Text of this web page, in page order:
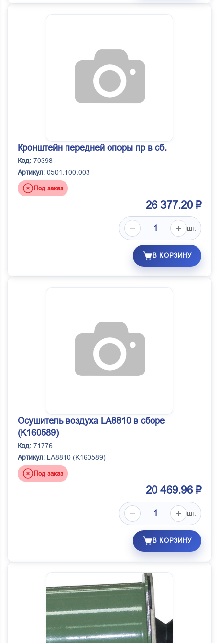
Кронштейн передней опоры пр в сб.
Код: 70398
Артикул: 0501.100.003
Под заказ
26 377.20 ₽
шт.
В КОРЗИНУ
Осушитель воздуха LA8810 в сборе
(K160589)
Код: 71776
Артикул: LA8810 (K160589)
Под заказ
20 469.96 ₽
шт.
В КОРЗИНУ